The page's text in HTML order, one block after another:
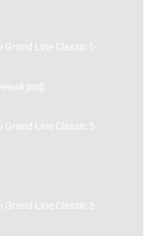
Line Classic 1-
раф
Line Classic 3-
Line Classic 3-